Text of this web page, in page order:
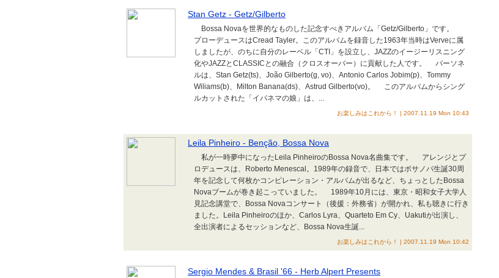
Stan Getz - Getz/Gilberto
Bossa Novaを世界的なものした記念すべきアルバム「Getz/Gilberto」です。
プローデュースはCread Tayler。このアルバムを録音した1963年当時はVerveに属
しましたが、のちに自分のレーベル「CTI」を設立し、JAZZのイージーリスニング
化やJAZZとCLASSICとの融合（クロスオーバー）に貢献した人です。 パーソネ
ルは、Stan Getz(ts)、João Gilberto(g, vo)、Antonio Carlos Jobim(p)、Tommy
Wiliams(b)、Milton Banana(ds)、Astrud Gilberto(vo)。 このアルバムからシング
ルカットされた「イパネマの娘」は、...
お楽しみはこれから！ | 2007.11.19 Mon 10:43
Leila Pinheiro - Benção, Bossa Nova
私が一時夢中になったLeila PinheiroのBossa Nova名曲集です。 アレンジとプ
ロデュースは、Roberto Menescal。1989年の録音で、日本ではボサノバ生誕30周
年を記念して何枚かコンピレーション・アルバムが出るなど、ちょっとしたBossa
Novaブームが巻き起こっていました。 1989年10月には、東京・昭和女子大学人
見記念講堂で、Bossa Novaコンサート（後援：外務省）が開かれ、私も聴きに行き
ました。Leila Pinheiroのほか、Carlos Lyra、Quarteto Em Cy、Uakutiが出演し、
全出演者によるセッションなど、Bossa Nova生誕...
お楽しみはこれから！ | 2007.11.19 Mon 10:42
Sergio Mendes & Brasil '66 - Herb Alpert Presents